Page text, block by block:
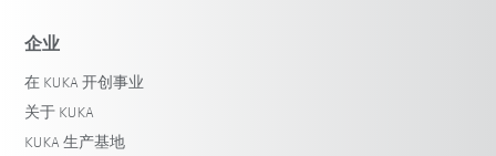
企业
在 KUKA 开创事业
关于 KUKA
KUKA 生产基地